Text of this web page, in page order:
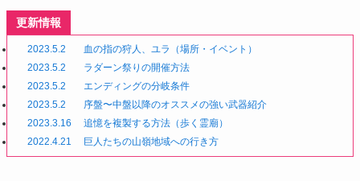
更新情報
2023.5.2
血の指の狩人、ユラ（場所・イベント）
2023.5.2
ラダーン祭りの開催方法
2023.5.2
エンディングの分岐条件
2023.5.2
序盤〜中盤以降のオススメの強い武器紹介
2023.3.16
追憶を複製する方法（歩く霊廟）
2022.4.21
巨人たちの山嶺地域への行き方